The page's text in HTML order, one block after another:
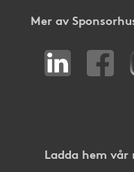
Mer av
Ladda hem vår